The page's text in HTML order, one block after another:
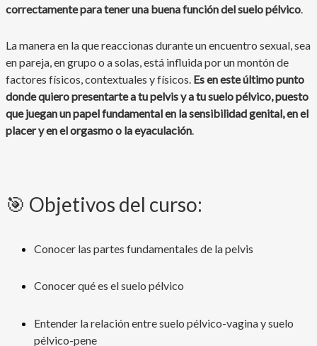
correctamente para tener una buena función del suelo pélvico.
La manera en la que reaccionas durante un encuentro sexual, sea
en pareja, en grupo o a solas, está influida por un montón de
factores físicos, contextuales y físicos. Es en este último punto
donde quiero presentarte a tu pelvis y a tu suelo pélvico, puesto
que juegan un papel fundamental en la sensibilidad genital, en el
placer y en el orgasmo o la eyaculación.
🎯 Objetivos del curso:
Conocer las partes fundamentales de la pelvis
Conocer qué es el suelo pélvico
Entender la relación entre suelo pélvico-vagina y suelo
pélvico-pene